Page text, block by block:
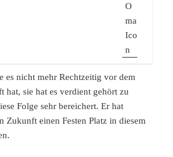
es nicht mehr Rechtzeitig vor dem
hat, sie hat es verdient gehört zu
Folge sehr bereichert. Er hat
Zukunft einen Festen Platz in diesem